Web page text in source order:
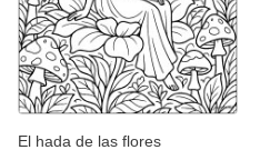
El hada de las flores